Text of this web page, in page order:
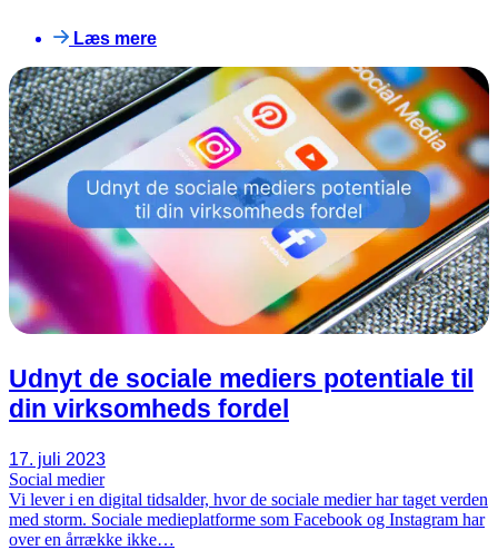
Læs mere
Udnyt de sociale mediers potentiale til
din virksomheds fordel
17. juli 2023
Social medier
Vi lever i en digital tidsalder, hvor de sociale medier har taget verden
med storm. Sociale medieplatforme som Facebook og Instagram har
over en årrække ikke…